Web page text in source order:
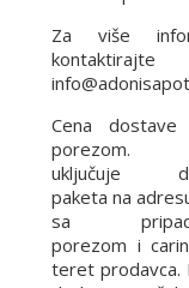
Za više
Cena
porezom.
uključuje
paketa na
sa
porezom i
teret prodavca.